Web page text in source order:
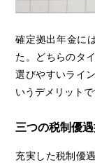
確定拠出年金に
た。どちらのタ
選びやすいライ
いうデメリットで
三つの税制優
充実した税制優